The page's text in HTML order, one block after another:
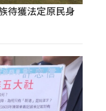
待獲法定原民身